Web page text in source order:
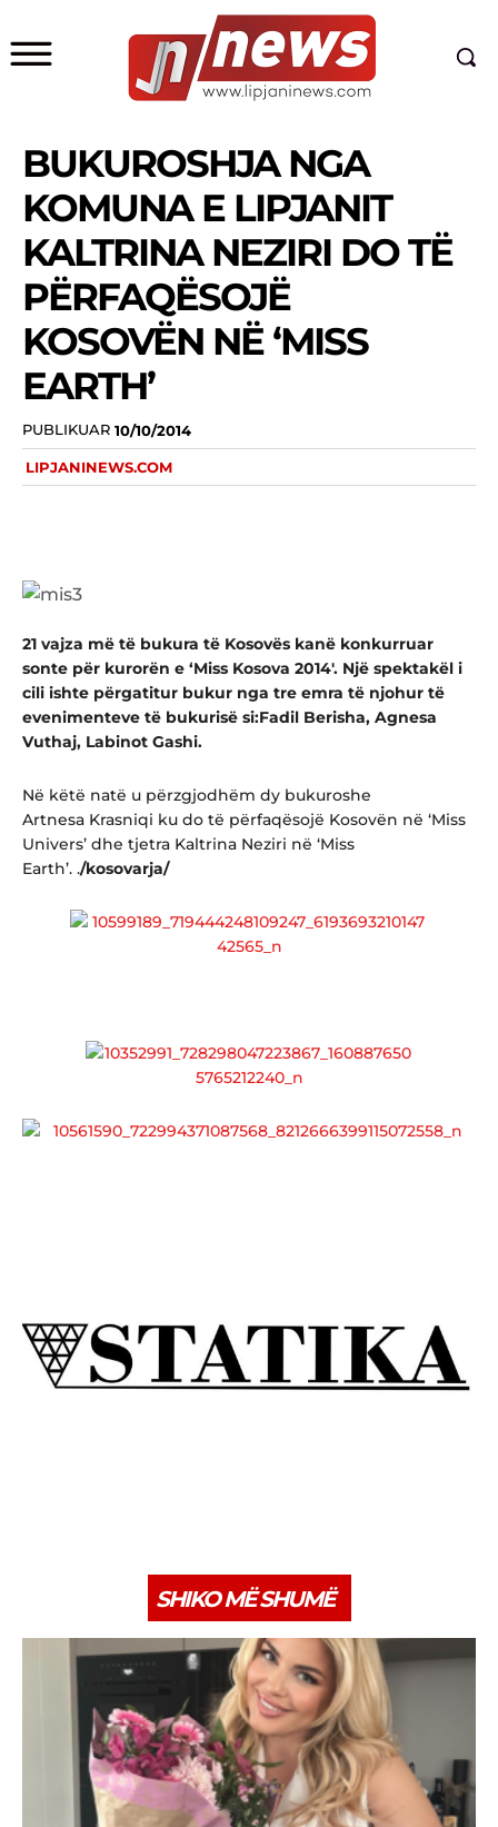
BUKUROSHJA NGA
KOMUNA E LIPJANIT
KALTRINA NEZIRI DO TË
PËRFAQËSOJË
KOSOVËN NË ‘MISS
EARTH’
PUBLIKUAR 10/10/2014
LIPJANINEWS.COM
21 vajza më të bukura të Kosovës kanë konkurruar
sonte për kurorën e ‘Miss Kosova 2014′. Një spektakël i
cili ishte përgatitur bukur nga tre emra të njohur të
evenimenteve të bukurisë si:Fadil Berisha, Agnesa
Vuthaj, Labinot Gashi.
Në këtë natë u përzgjodhëm dy bukuroshe
Artnesa Krasniqi ku do të përfaqësojë Kosovën në ‘Miss
Univers’ dhe tjetra Kaltrina Neziri në ‘Miss
Earth’. ./kosovarja/
SHIKO MË SHUMË